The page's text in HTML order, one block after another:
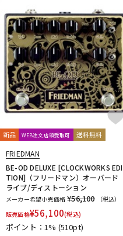
新品 WEB注文店頭受取可 送料無料
FRIEDMAN
BE-OD DELUXE [CLOCKWORKS EDI
TION]（フリードマン）オーバード
ライブ/ディストーション
メーカー希望小売価格 ¥56,100
（税込）
販売価格¥56,100(税込)
ポイント：1% (510pt)